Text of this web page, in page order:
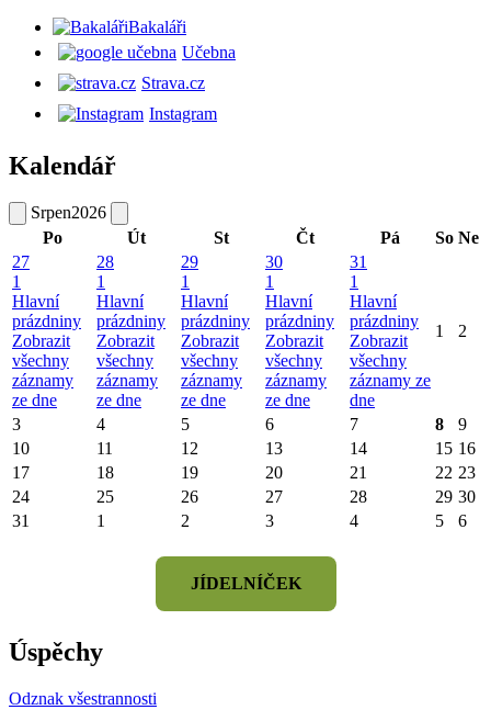
Bakaláři
Učebna
Strava.cz
Instagram
Kalendář
Srpen2026
Po
Út St Čt Pá So Ne
27
1
Hlavní
prázdniny
Zobrazit
všechny
záznamy
ze dne
28
1
Hlavní
prázdniny
Zobrazit
všechny
záznamy
ze dne
29
1
Hlavní
prázdniny
Zobrazit
všechny
záznamy
ze dne
30
1
Hlavní
prázdniny
Zobrazit
všechny
záznamy
ze dne
31
1
Hlavní
prázdniny
Zobrazit
všechny
záznamy ze
dne
1 2
3 4 5 6 7 8
9
10
11 12 13 14 15 16
17
18 19 20 21 22 23
24
25 26 27 28 29 30
31
1 2 3 4 5 6
JÍDELNÍČEK
Úspěchy
Odznak všestrannosti